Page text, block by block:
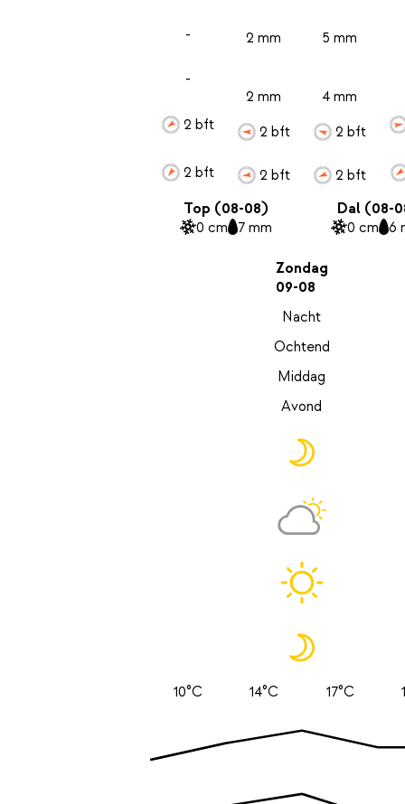
-
-
2 bft
2 bft
2 mm
2 mm
2 bft
2 bft
5 mm
4 mm
2 bft
2 bft
Top (08-08)
0 cm 7 mm
Dal (08-
0 cm 6
Zondag
09-08
Nacht
Ochtend
Middag
Avond
10°C 14°C 17°C